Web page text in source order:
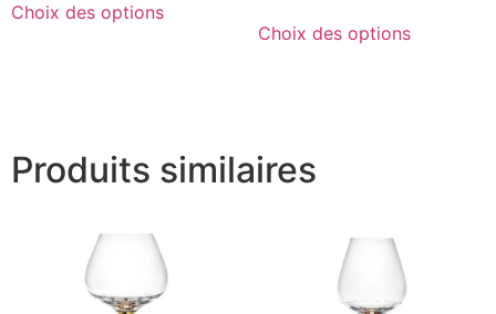
Choix des options
Choix des options
Produits similaires